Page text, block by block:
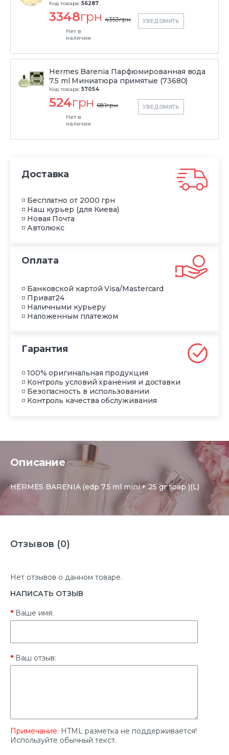
Код товара: 56287
3348грн 4353грн
Нет в
наличии
УВЕДОМИТЬ
Hermes Barenia Парфюмированная вода
7.5 ml Миниатюра примятые (73680)
Код товара: 57054
524грн 681грн
Нет в
наличии
УВЕДОМИТЬ
Доставка
◽ Бесплатно от 2000 грн
◽ Наш курьер (для Киева)
◽ Новая Почта
◽ Автолюкс
Оплата
◽ Банковской картой Visa/Mastercard
◽ Приват24
◽ Наличными курьеру
◽ Наложенным платежом
Гарантия
◽ 100% оригинальная продукция
◽ Контроль условий хранения и доставки
◽ Безопасность в использовании
◽ Контроль качества обслуживания
Описание
HERMES BARENIA (edp 7.5 ml mini + 25 gr soap )(L)
Отзывов (0)
Нет отзывов о данном товаре.
НАПИСАТЬ ОТЗЫВ
Ваше имя:
Ваш отзыв:
Примечание: HTML разметка не поддерживается!
Используйте обычный текст.